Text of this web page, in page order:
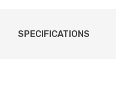
SPECIFICATIONS